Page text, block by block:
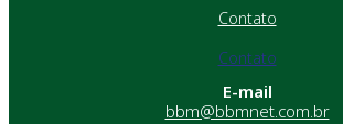
Contato
Contato
E-mail
bbm@bbmnet.com.br